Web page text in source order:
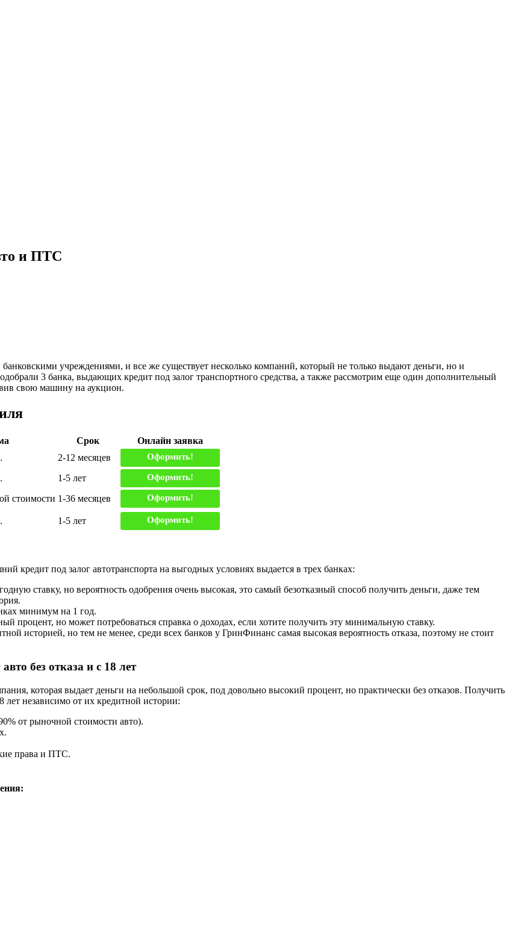
и ПТС
учреждениями, и все же существует несколько компаний, который не только выдают деньги, но и
3 банка, выдающих кредит под залог транспортного средства, а также рассмотрим еще один дополнительный
свою машину на аукцион.
Срок
Онлайн заявка
2-12 месяцев Оформить!
1-5 лет Оформить!
стоимости 1-36 месяцев Оформить!
1-5 лет Оформить!
кредит под залог автотранспорта на выгодных условиях выдается в трех банках:
ставку, но вероятность одобрения очень высокая, это самый безотказный способ получить деньги, даже тем
минимум на 1 год.
процент, но может потребоваться справка о доходах, если хотите получить эту минимальную ставку.
историей, но тем не менее, среди всех банков у ГринФинанс самая высокая вероятность отказа, поэтому не стоит
без отказа и с 18 лет
которая выдает деньги на небольшой срок, под довольно высокий процент, но практически без отказов. Получить
лет независимо от их кредитной истории:
от рыночной стоимости авто).
права и ПТС.